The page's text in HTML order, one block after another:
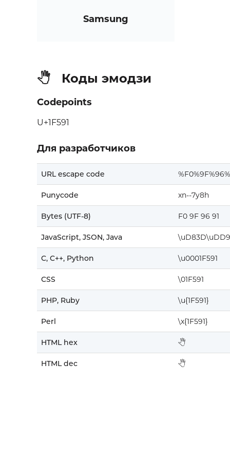
Samsung
🖑 Коды эмодзи
Codepoints
U+1F591
Для разработчиков
URL escape code
Punycode xn--7y8h
Bytes (UTF-8) F0 9F 96 91
JavaScript, JSON, Java
C, C++, Python \u0001F591
CSS \01F591
PHP, Ruby \u{1F591}
Perl \x{1F591}
HTML hex 🖑
HTML dec 🖑